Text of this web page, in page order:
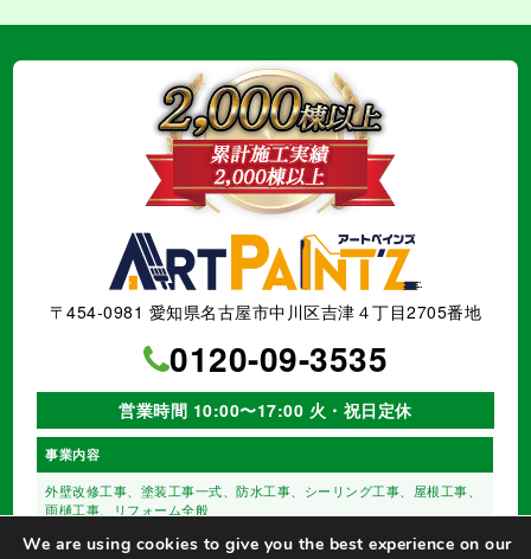
We are using cookies to give you the best experience on our
〒454-0981 愛知県名古屋市中川区吉津４丁目2705番地
0120-09-3535
営業時間 10:00〜17:00 火・祝日定休
事業内容
外壁改修工事、塗装工事⼀式、防水工事、シーリング工事、 屋根工事、
雨樋工事、
リフォーム全般